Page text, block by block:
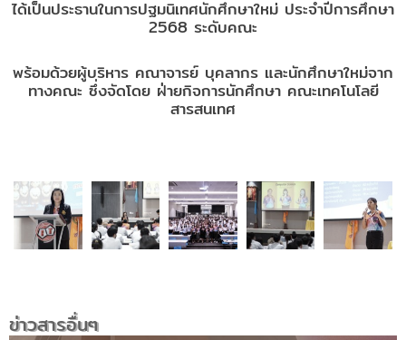
ได้เป็นประธานในการปฐมนิเทศนักศึกษาใหม่ ประจำปีการศึกษา
2568 ระดับคณะ
พร้อมด้วยผู้บริหาร คณาจารย์ บุคลากร และนักศึกษาใหม่จาก
ทางคณะ ซึ่งจัดโดย ฝ่ายกิจการนักศึกษา คณะเทคโนโลยี
สารสนเทศ
ข่าวสารอื่นๆ